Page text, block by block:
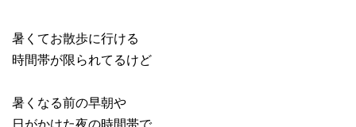
暑くてお散歩に行ける
時間帯が限られてるけど
暑くなる前の早朝や